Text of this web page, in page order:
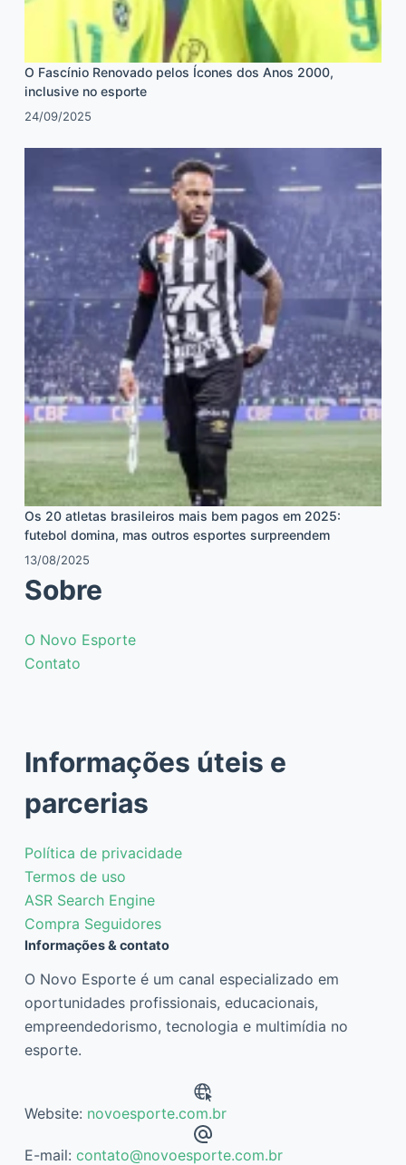
O Fascínio Renovado pelos Ícones dos Anos 2000,
inclusive no esporte
24/09/2025
Os 20 atletas brasileiros mais bem pagos em 2025:
futebol domina, mas outros esportes surpreendem
13/08/2025
Sobre
O Novo Esporte
Contato
Informações úteis e
parcerias
Política de privacidade
Termos de uso
ASR Search Engine
Compra Seguidores
Informações & contato
O Novo Esporte é um canal especializado em
oportunidades profissionais, educacionais,
empreendedorismo, tecnologia e multimídia no
esporte.
Website: novoesporte.com.br
E-mail: contato@novoesporte.com.br